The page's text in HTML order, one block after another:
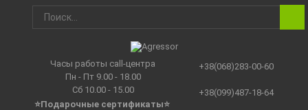
Часы работы call-центра
Пн - Пт 9.00 - 18.00
Сб 10.00 - 15.00
⭐Подарочные сертификаты⭐
+38(068)283-00-60
+38(099)487-18-64